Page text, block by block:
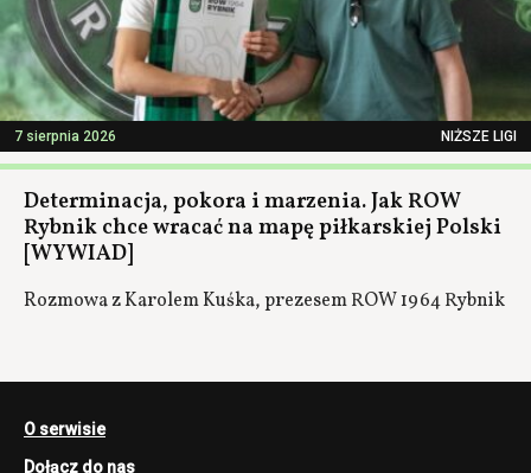
7 sierpnia 2026 NIŻSZE LIGI
Determinacja, pokora i marzenia. Jak ROW
Rybnik chce wracać na mapę piłkarskiej Polski
[WYWIAD]
Rozmowa z Karolem Kuśka, prezesem ROW 1964 Rybnik
O serwisie
Dołącz do nas